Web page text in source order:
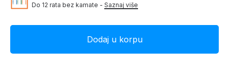
Do 12 rata bez kamate - Saznaj više